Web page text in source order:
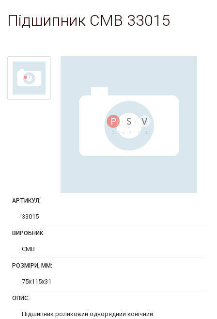
Підшипник CMB 33015
АРТИКУЛ:
33015
ВИРОБНИК:
CMB
РОЗМІРИ, ММ:
75x115x31
ОПИС:
Підшипник роликовий однорядний конічний